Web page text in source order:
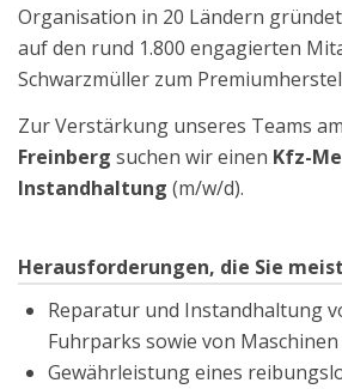
Organisation in 20 Ländern
auf den rund 1.800 engagierten
Schwarzmüller zum
Zur Verstärkung unseres Teams
Freinberg suchen wir einen Kfz-
Instandhaltung (m/w/d).
Herausforderungen, die Sie
Reparatur und Instandhaltung
Fuhrparks sowie von
Gewährleistung eines